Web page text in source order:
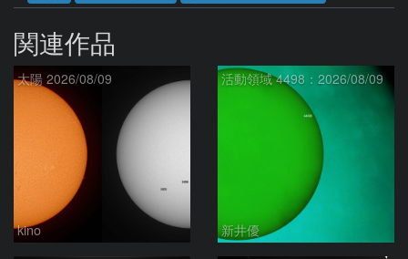
関連作品
太陽 2026/08/09
kino
活動領域 4498：2026/08/09
新井優